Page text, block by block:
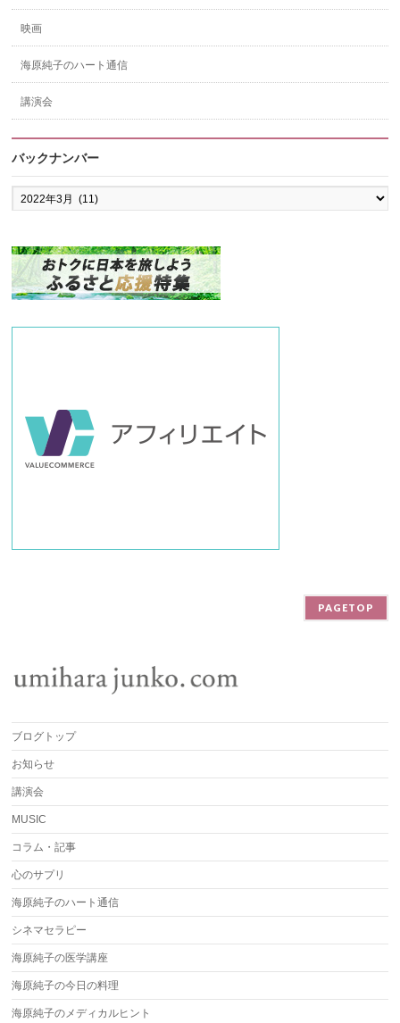
映画
海原純子のハート通信
講演会
バックナンバー
バ
ッ
ン
バ
ー
PAGETOP
ブログトップ
お知らせ
講演会
MUSIC
コラム・記事
心のサプリ
海原純子のハート通信
シネマセラピー
海原純子の医学講座
海原純子の今日の料理
海原純子のメディカルヒント